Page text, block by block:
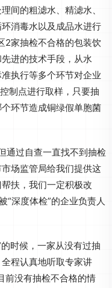
间的粗滤水、精滤水、
消毒水以及成品水进行
2家抽检不合格的包装饮
进的技术手段，从水
执行等多个环节对企业
制点进行取样，只要抽
环节造成铜绿假单胞菌
通过自查一直找不到抽检
场监管局给我们提供这
扶，我们一定积极改
“深度体检”的企业负责人
时候，一家从没有过抽
程认真地听取专家讲
前没有抽检不合格的情